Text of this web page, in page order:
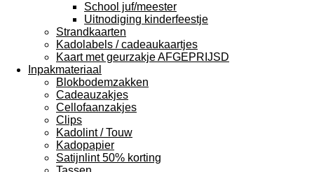
School juf/meester
Uitnodiging kinderfeestje
Strandkaarten
Kadolabels / cadeaukaartjes
Kaart met geurzakje AFGEPRIJSD
Inpakmateriaal
Blokbodemzakken
Cadeauzakjes
Cellofaanzakjes
Clips
Kadolint / Touw
Kadopapier
Satijnlint 50% korting